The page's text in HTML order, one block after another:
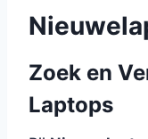
Zoek en
Laptops